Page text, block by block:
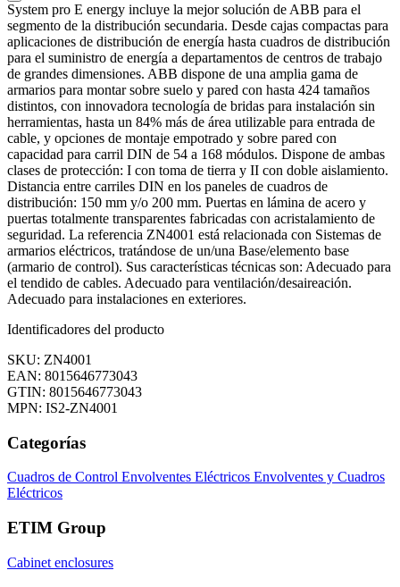
System pro E energy incluye la mejor solución de ABB para el
segmento de la distribución secundaria. Desde cajas compactas para
aplicaciones de distribución de energía hasta cuadros de distribución
para el suministro de energía a departamentos de centros de trabajo
de grandes dimensiones. ABB dispone de una amplia gama de
armarios para montar sobre suelo y pared con hasta 424 tamaños
distintos, con innovadora tecnología de bridas para instalación sin
herramientas, hasta un 84% más de área utilizable para entrada de
cable, y opciones de montaje empotrado y sobre pared con
capacidad para carril DIN de 54 a 168 módulos. Dispone de ambas
clases de protección: I con toma de tierra y II con doble aislamiento.
Distancia entre carriles DIN en los paneles de cuadros de
distribución: 150 mm y/o 200 mm. Puertas en lámina de acero y
puertas totalmente transparentes fabricadas con acristalamiento de
seguridad. La referencia ZN4001 está relacionada con Sistemas de
armarios eléctricos, tratándose de un/una Base/elemento base
(armario de control). Sus características técnicas son: Adecuado para
el tendido de cables. Adecuado para ventilación/desaireación.
Adecuado para instalaciones en exteriores.
Identificadores del producto
SKU: ZN4001
EAN: 8015646773043
GTIN: 8015646773043
MPN: IS2-ZN4001
Categorías
Cuadros de Control Envolventes Eléctricos Envolventes y Cuadros
Eléctricos
ETIM Group
Cabinet enclosures